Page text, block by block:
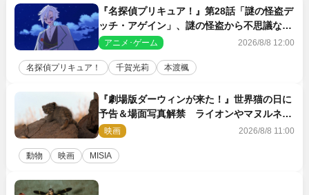
『名探偵プリキュア！』第28話「謎の怪盗デ
ッチ・アゲイン」、謎の怪盗から不思議な予
告状が届く
アニメ･ゲーム 2026/8/8 12:00
名探偵プリキュア！ 千賀光莉 本渡楓
『劇場版ダーウィンが来た！』世界猫の日に
予告＆場面写真解禁 ライオンやマヌルネコ
の赤ちゃんが大集合
映画 2026/8/8 11:00
動物 映画 MISIA